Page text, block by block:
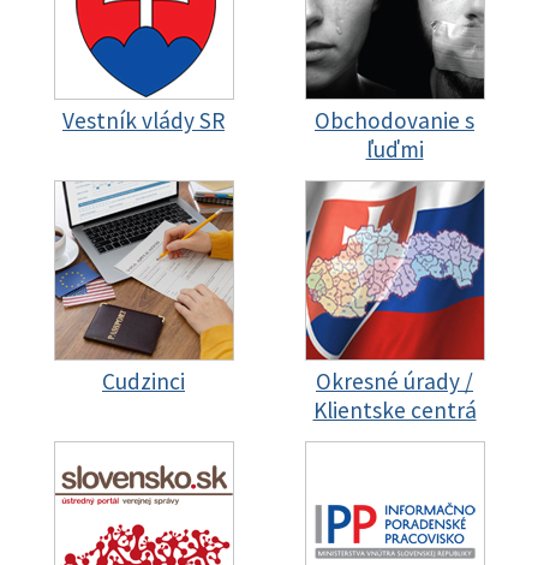
Vestník vlády SR
Obchodovanie s
ľuďmi
Cudzinci
Okresné úrady /
Klientske centrá